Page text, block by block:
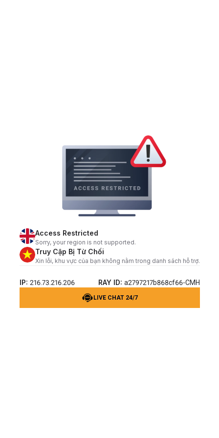
Access Restricted
Sorry, your region is not supported.
Truy Cập Bị Từ Chối
Xin lỗi, khu vực của bạn không nằm trong danh sách hỗ trợ.
IP: 216.73.216.206 RAY ID: a2797217b868cf66-CMH
LIVE CHAT 24/7